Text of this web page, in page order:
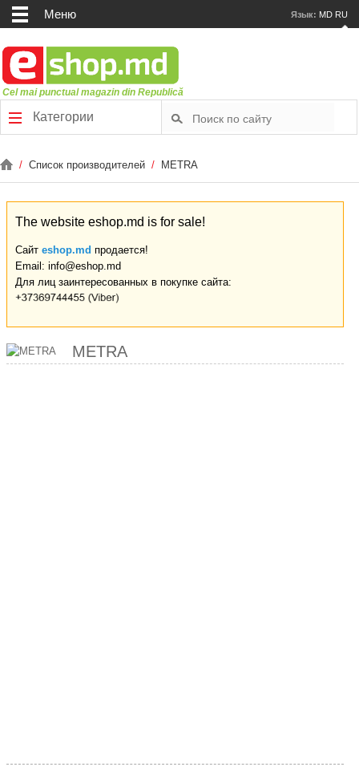
Меню Язык: MD RU
Cel mai punctual magazin din Republică
Категории
/ Список производителей / METRA
The website eshop.md is for sale!
Сайт eshop.md продается!
Email: info@eshop.md
Для лиц заинтересованных в покупке сайта:
METRA